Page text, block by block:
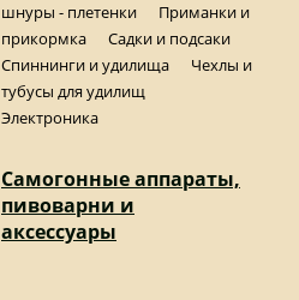
шнуры - плетенки
Приманки и
прикормка
Садки и подсаки
Спиннинги и удилища
Чехлы и
тубусы для удилищ
Электроника
Самогонные аппараты,
пивоварни и
аксессуары